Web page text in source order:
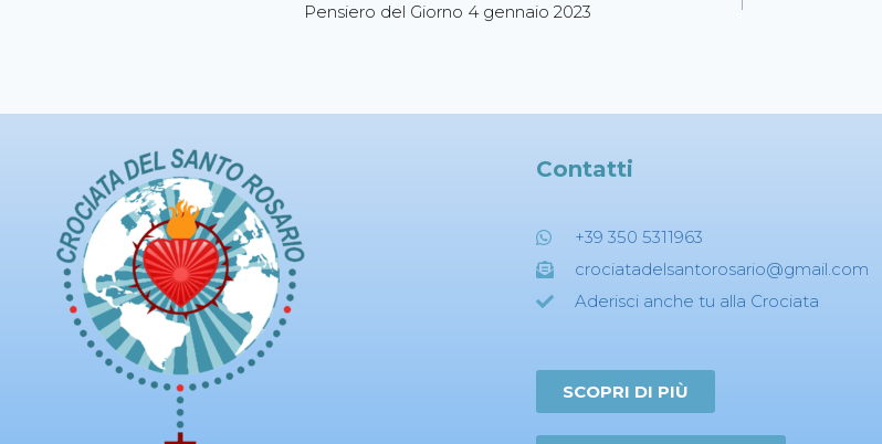
Pensiero del Giorno 4 gennaio 2023
Contatti
+39 350 5311963
crociatadelsantorosario@gmail.com
Aderisci anche tu alla Crociata
SCOPRI DI PIÙ